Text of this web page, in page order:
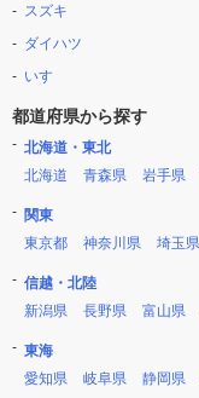
スズキ
ダイハツ
いすゞ
都道府県から探す
北海道・東北
北海道
青森県 岩手県
関東
東京都
神奈川県 埼玉県
信越・北陸
新潟県
長野県 富山県
東海
愛知県
岐阜県 静岡県